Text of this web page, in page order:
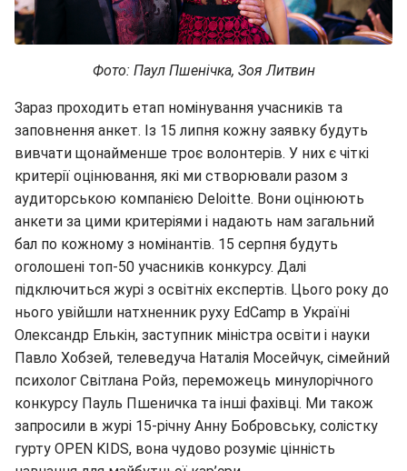
Фото: Паул Пшенічка, Зоя Литвин
Зараз проходить етап номінування учасників та
заповнення анкет. Із 15 липня кожну заявку будуть
вивчати щонайменше троє волонтерів. У них є чіткі
критерії оцінювання, які ми створювали разом з
аудиторською компанією Deloitte. Вони оцінюють
анкети за цими критеріями і надають нам загальний
бал по кожному з номінантів. 15 серпня будуть
оголошені топ-50 учасників конкурсу. Далі
підключиться журі з освітніх експертів. Цього року до
нього увійшли натхненник руху EdCamp в Україні
Олександр Елькін, заступник міністра освіти і науки
Павло Хобзей, телеведуча Наталія Мосейчук, сімейний
психолог Світлана Ройз, переможець минулорічного
конкурсу Пауль Пшеничка та інші фахівці. Ми також
запросили в журі 15-річну Анну Бобровську, солістку
гурту OPEN KIDS, вона чудово розуміє цінність